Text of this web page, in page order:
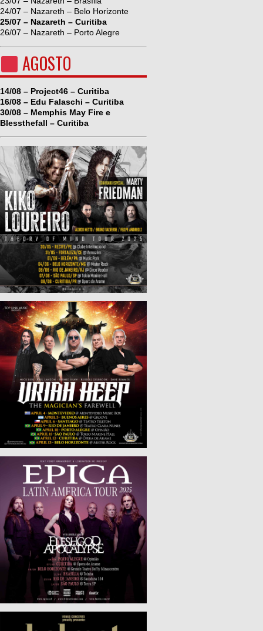
24/07 – Nazareth – Belo Horizonte
25/07 – Nazareth – Curitiba
26/07 – Nazareth – Porto Alegre
AGOSTO
14/08 – Project46 – Curitiba
16/08 – Edu Falaschi – Curitiba
30/08 – Memphis May Fire e
Blessthefall – Curitiba